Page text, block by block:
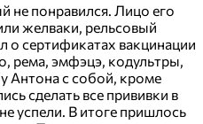
не понравился. Лицо его
желваки, рельсовый
о сертификатах вакцинации
рема, эмфэцэ, кодультры,
Антона с собой, кроме
сделать все прививки в
успели. В итоге пришлось